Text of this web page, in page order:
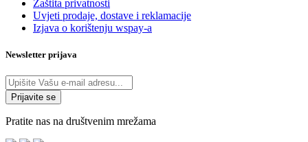
Zaštita privatnosti
Uvjeti prodaje, dostave i reklamacije
Izjava o korištenju wspay-a
Newsletter prijava
Pratite nas na društvenim mrežama